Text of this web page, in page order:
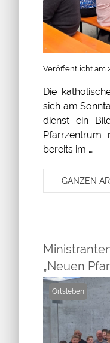
Veröffentlicht am
Die
sich am
dienst ein
Pfarrzentrum
bereits im …
GANZEN
„Neuen
Ortsleben